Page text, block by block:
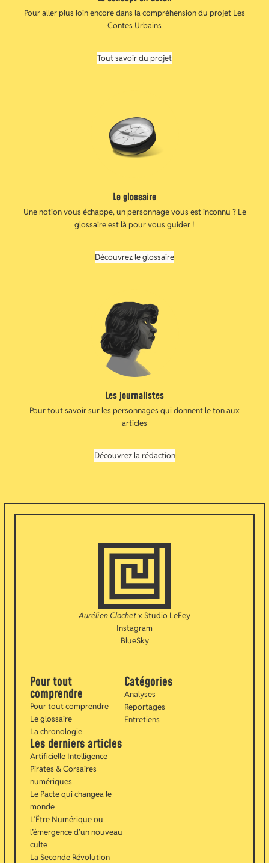
Pour aller plus loin encore dans la compréhension du projet Les
Contes Urbains
Tout savoir du projet
Le glossaire
Une notion vous échappe, un personnage vous est inconnu ? Le
glossaire est là pour vous guider !
Découvrez le glossaire
Les journalistes
Pour tout savoir sur les personnages qui donnent le ton aux
articles
Découvrez la rédaction
Aurélien Clochetx Studio LeFey
Instagram
BlueSky
Pour tout
comprendre
Pour tout comprendre
Le glossaire
La chronologie
Catégories
Analyses
Reportages
Entretiens
Les derniers articles
Artificielle Intelligence
Pirates & Corsaires
numériques
Le Pacte qui changea le
monde
L’Être Numérique ou
l’émergence d’un nouveau
culte
La Seconde Révolution